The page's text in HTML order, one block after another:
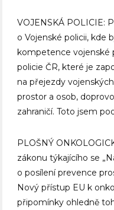
VOJENSKÁ POLICIE:
o Vojenské policii, kde
kompetence vojenské
policie ČR, které je
na přejezdy
prostor a osob,
zahraničí. Toto jsem
PLOŠNÝ
zákonu týkajícího se
o posílení prevence
Nový přístup EU k
připomínky ohledně